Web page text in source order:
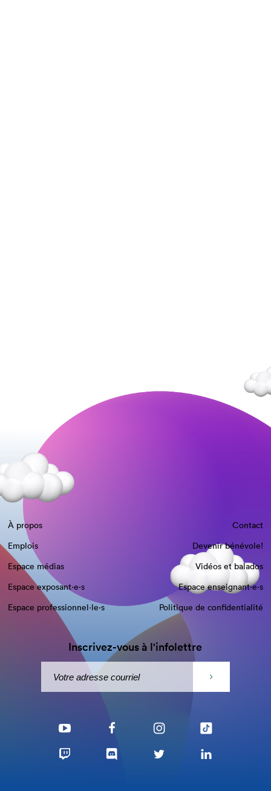
À propos
Contact
Emplois
Devenir bénévole!
Espace médias
Vidéos et balados
Espace exposant·e⋅s
Espace enseignant·e⋅s
Espace professionnel·le⋅s
Politique de confidentialité
Inscrivez-vous à l'infolettre